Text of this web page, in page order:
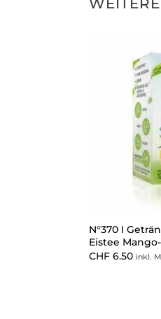
N°370 I
Eistee
CHF6.50 inkl.